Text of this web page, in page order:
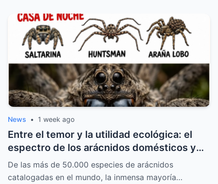
News • 1 week ago
Entre el temor y la utilidad ecológica: el
espectro de los arácnidos domésticos y
las especies de significancia médica
De las más de 50.000 especies de arácnidos
catalogadas en el mundo, la inmensa mayoría…